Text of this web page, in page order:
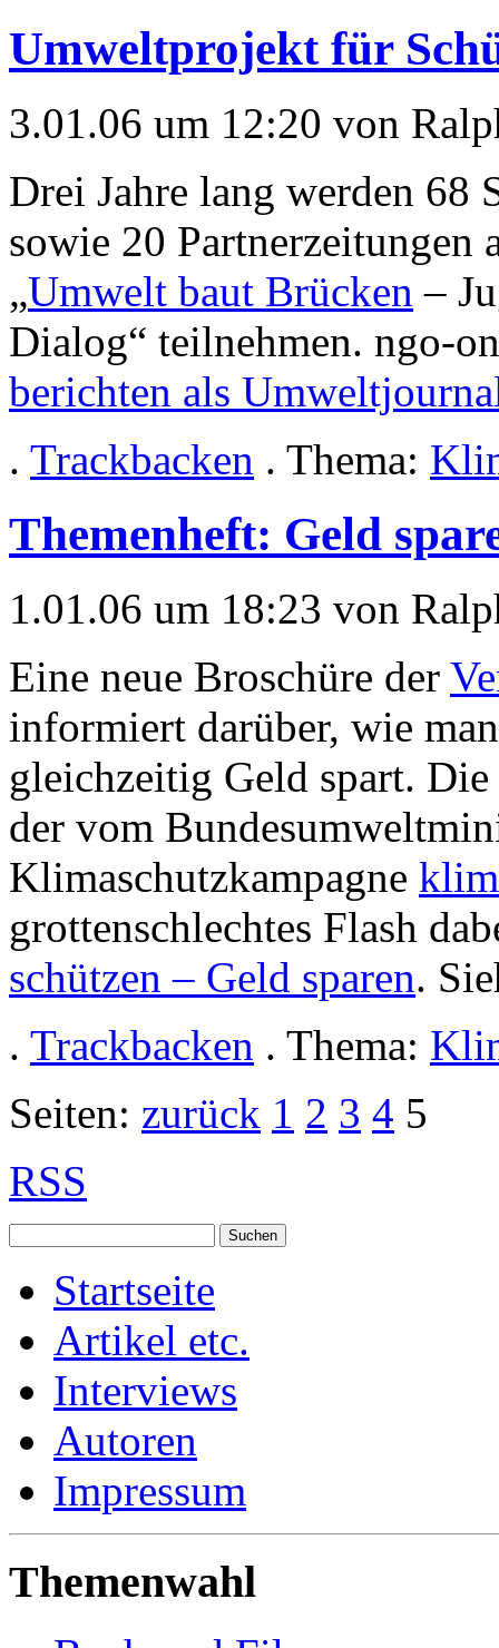
Umweltprojekt für
3.01.06 um 12:20 von
Drei Jahre lang werden 68
sowie 20 Partnerzeitungen
„Umwelt baut Brücken –
Dialog“ teilnehmen. ngo-
berichten als
. Trackbacken . Thema:
Themenheft: Geld
1.01.06 um 18:23 von
Eine neue Broschüre der
informiert darüber, wie
gleichzeitig Geld spart.
der vom
Klimaschutzkampagne
grottenschlechtes Flash
schützen – Geld sparen.
. Trackbacken . Thema:
Seiten: zurück 1 2 3 4 5
RSS
Startseite
Artikel etc.
Interviews
Autoren
Impressum
Themenwahl